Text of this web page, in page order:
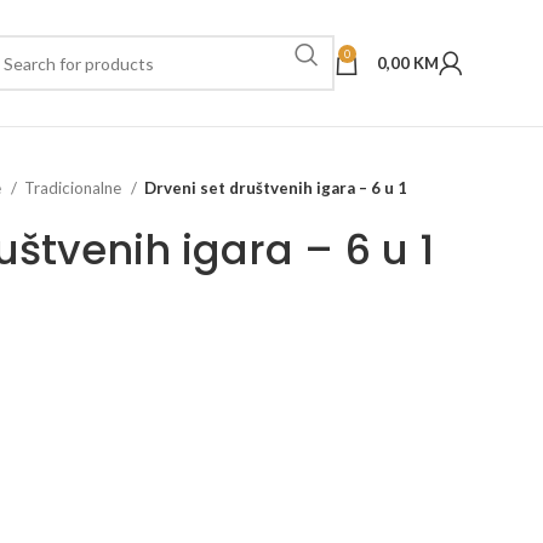
0 0,00 KM
Tradicionalne Drveni set društvenih igara – 6 u 1
igara – 6 u 1